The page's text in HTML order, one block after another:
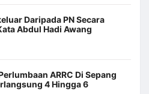
Daripada PN Secara
Abdul Hadi Awang
ARRC Di Sepang
4 Hingga 6